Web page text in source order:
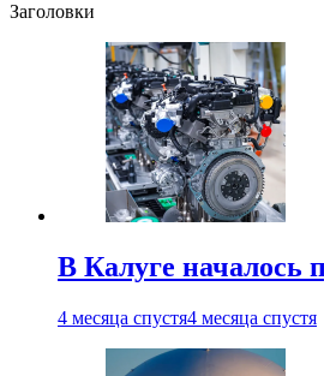
Заголовки
В Калуге началось
4 месяца спустя4 месяца спустя